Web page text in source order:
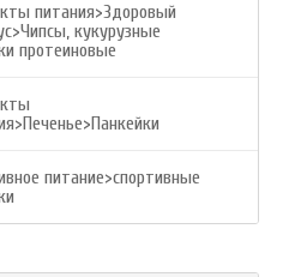
питания>Здоровый
кукурузные
протеиновые
питание>спортивные